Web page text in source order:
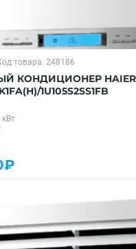
кВт
- 7 кВт
м² - 11 кВт
- 18 BTU
еще
товара: 248186
КОНДИЦИОНЕР HAIER
1U105S2SS1FB